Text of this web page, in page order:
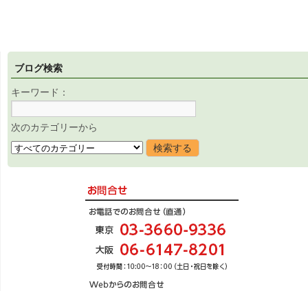
ブログ検索
キーワード：
次のカテゴリーから